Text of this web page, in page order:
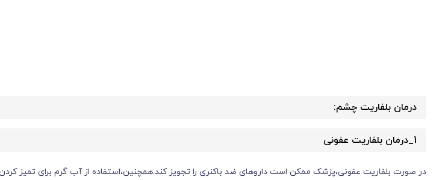
درمان بلفاریت چشم:
1_درمان بلفاریت عفونی
در صورت بلفاریت عفونی،پزشک ممکن است داروهای ضد باکنری را تجویز کند.همچنین،استفاده از آب گرم برای تمیز